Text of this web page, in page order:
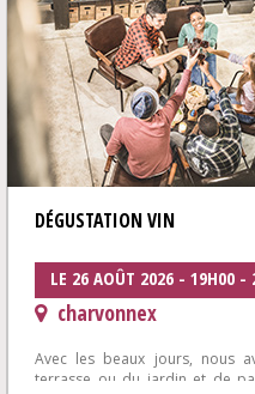
DÉGUSTATION VIN
LE 26 AOÛT 2026 - 19H00 -
charvonnex
Avec les beaux jours, nous
terrasse ou du jardin et de